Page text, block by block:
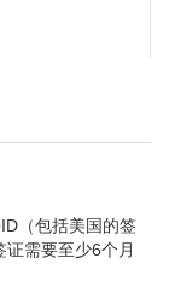
（包括美国的签
需要至少6个月